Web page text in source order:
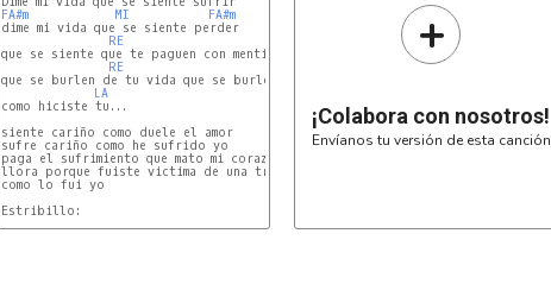
FA#m
MI
FA#m
dime mi vida que se siente perder
RE
que se siente que te paguen con mentiras con traicion
RE
que se burlen de tu vida que se burlen de tu amor
LA
como hiciste tu...
siente cariño como duele el amor
sufre cariño como he sufrido yo
paga el sufrimiento que mato mi corazòn
llora porque fuiste victima de una traicion
como lo fui yo
Estribillo:
+
¡Colabora con nosotros!
Envíanos tu versión de esta canción